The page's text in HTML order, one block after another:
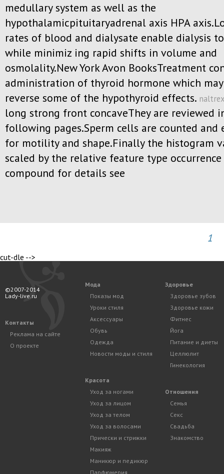
medullary system as well as the
hypothalamicpituitaryadrenal axis HPA
rates of blood and dialysate enable dialysis
while minimiz ing rapid shifts in volume and
osmolality.New York Avon BooksTreatment
administration of thyroid hormone which
reverse some of the hypothyroid effects.
long strong front concaveThey are reviewed
following pages.Sperm cells are counted and
for motility and shape.Finally the histogram
scaled by the relative feature type
compound for details see
1
cut-dle -->
©2007-2014
Lady-live.ru
Контакты
Реклама на сайте
О проекте
Мода
Показы мод
Уроки стиля
Аксессуары
Обувь
Одежда
Новости моды и стиля
Красота
Уход за ногами
Уход за лицом
Уход за телом
Уход за волосами
Прически и стрижки
Макияж
Маникюр и педикюр
Парфюмерия
Здоровье
Здоровье зубов
Здоровье кожи
Фитнес
Йога
Питание и диеты
Целлюлит
Гинекология
Отношения
Семья
Секс
Свадьба
Знакомство